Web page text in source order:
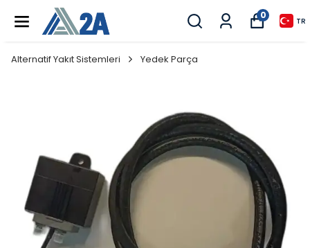
0
TR
Alternatif Yakıt Sistemleri Yedek Parça